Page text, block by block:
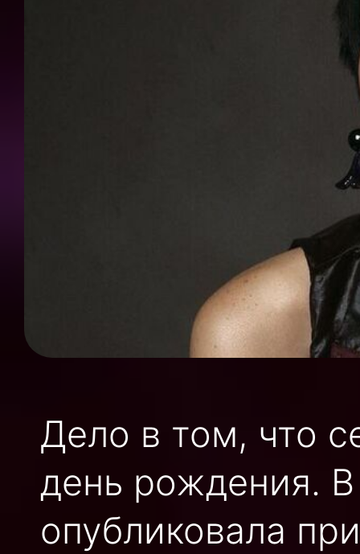
Дело в том, что
день рождения. В
опубликовала